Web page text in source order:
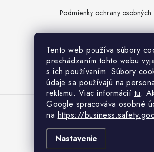
Tento web používa súbory
prechádzaním tohto webu
s ich používaním. Súbory
údaje sa používajú na
reklamu. Viac informácií tu. A
Google spracováva osobné
na https://
Nastavenie
Podmienky ochrany osobných
Copyright 2026